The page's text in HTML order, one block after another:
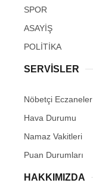
SPOR
ASAYİŞ
POLİTİKA
SERVİSLER
Nöbetçi Eczaneler
Hava Durumu
Namaz Vakitleri
Puan Durumları
HAKKIMIZDA